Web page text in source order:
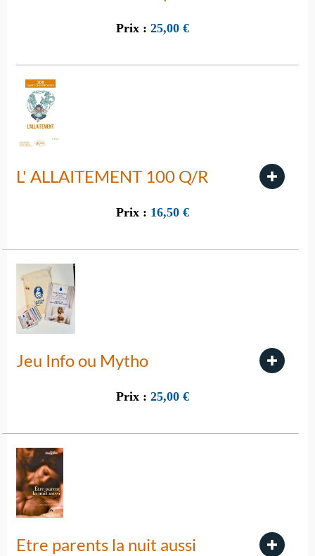
Prix : 25,00 €
L' ALLAITEMENT 100 Q/R
Prix : 16,50 €
Jeu Info ou Mytho
Prix : 25,00 €
Etre parents la nuit aussi